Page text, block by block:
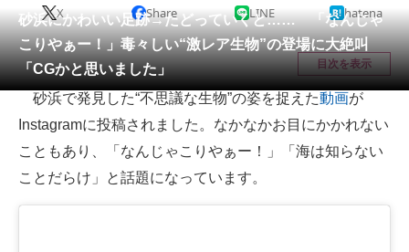
会員記事
メディア
注目記事を集めた総合ページ
ITの今と未来を見通す
スマホと通信の最新トレンド
砂浜にかわいい足跡→たどっていくと…… 「なんじゃ
こりやぁー！」毒々しい“激レア生物”の登場に大絶叫
「CGかと思いました」
X Share LINE hatena
目次を表示
砂浜で発見した“不思議な生物”の姿を捉えた動画が
Instagramに投稿されました。なかなかお目にかかれない
こともあり、「なんじゃこりやぁー！」「海は知らない
ことだらけ」と話題になっています。